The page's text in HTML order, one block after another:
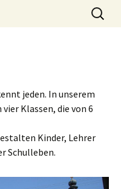
Suchen
nach:
jeden. In unserem
vier Klassen, die von 6
Kinder, Lehrer
Schulleben.